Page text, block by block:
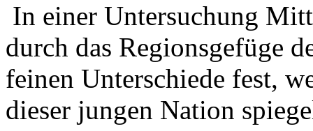
In einer Untersuchung
durch das Regionsgefüge
feinen Unterschiede fest,
dieser jungen Nation